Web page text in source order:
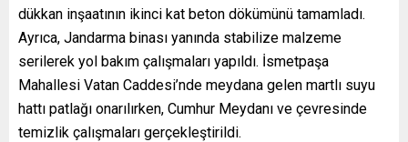
dükkan inşaatının ikinci kat beton dökümünü tamamladı.
Ayrıca, Jandarma binası yanında stabilize malzeme
serilerek yol bakım çalışmaları yapıldı. İsmetpaşa
Mahallesi Vatan Caddesi’nde meydana gelen martlı suyu
hattı patlağı onarılırken, Cumhur Meydanı ve çevresinde
temizlik çalışmaları gerçekleştirildi.